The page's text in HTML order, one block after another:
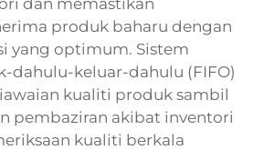
produk baharu dengan
yang optimum. Sistem
dahulu-keluar-dahulu (FIFO)
kualiti produk sambil
pembaziran akibat inventori
kualiti berkala